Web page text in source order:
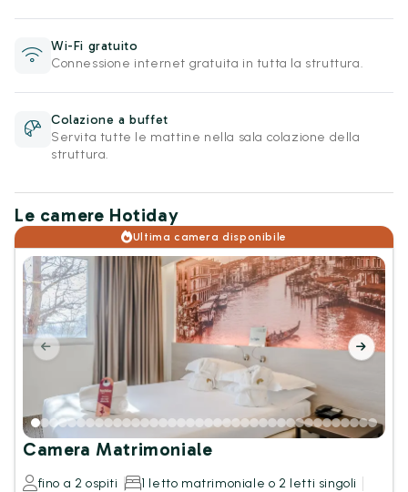
Wi-Fi gratuito
Connessione internet gratuita in tutta la struttura.
Colazione a buffet
Servita tutte le mattine nella sala colazione della
struttura.
Le camere Hotiday
Ultima camera disponibile
Camera Matrimoniale
fino a 2 ospiti
1 letto matrimoniale o 2 letti singoli